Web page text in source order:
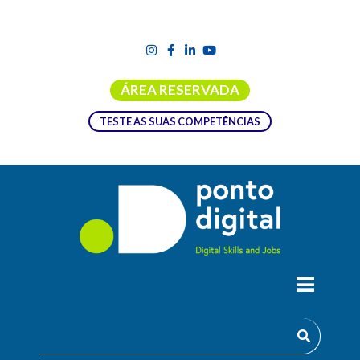
ÁREA RESERVADA
TESTE AS SUAS COMPETÊNCIAS